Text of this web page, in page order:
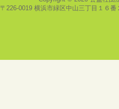
〒226-0019 横浜市緑区中山三丁目１６